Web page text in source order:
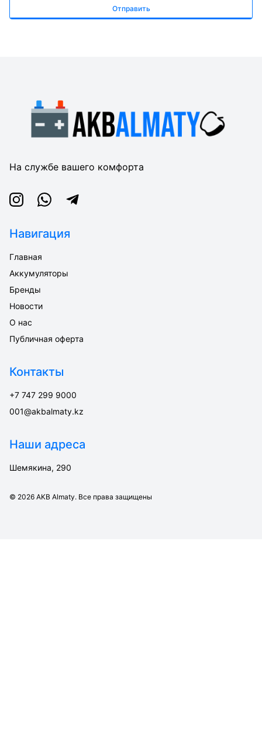
Отправить
На службе вашего комфорта
InstagramWhatsappTelegram
Навигация
Главная
Аккумуляторы
Бренды
Новости
О нас
Публичная оферта
Контакты
+7 747 299 9000
001@akbalmaty.kz
Наши адреса
Шемякина, 290
© 2026 AKB Almaty. Все права защищены